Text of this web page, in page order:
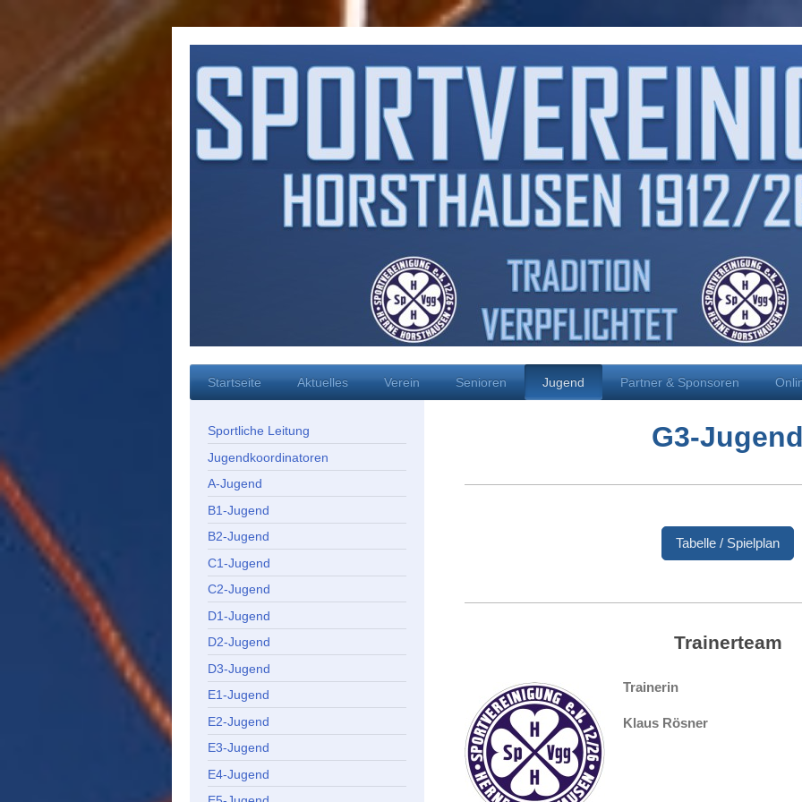
Startseite Aktuelles Verein Senioren Jugend Partner & Sponsoren
G3-
Tabelle / Spielplan
Trainerteam
Trainerin
Klaus Rösner
Sportliche Leitung
Jugendkoordinatoren
A-Jugend
B1-Jugend
B2-Jugend
C1-Jugend
C2-Jugend
D1-Jugend
D2-Jugend
D3-Jugend
E1-Jugend
E2-Jugend
E3-Jugend
E4-Jugend